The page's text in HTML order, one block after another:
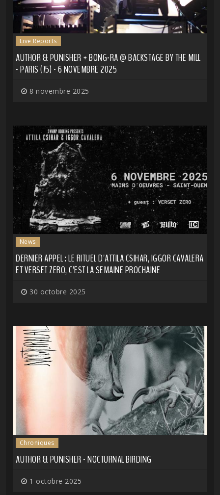
Live Reports
AUTHOR & PUNISHER + BONG-RA @ BACKSTAGE BY THE MILL
- PARIS (75) - 6 NOVEMBRE 2025
8 novembre 2025
News
DERNIER APPEL : LE RITUEL D'ATTILA CSIHAR, IGGOR CAVALERA
ET VERSET ZERO, C'EST LA SEMAINE PROCHAINE
30 octobre 2025
Chroniques
AUTHOR & PUNISHER - NOCTURNAL BIRDING
1 octobre 2025